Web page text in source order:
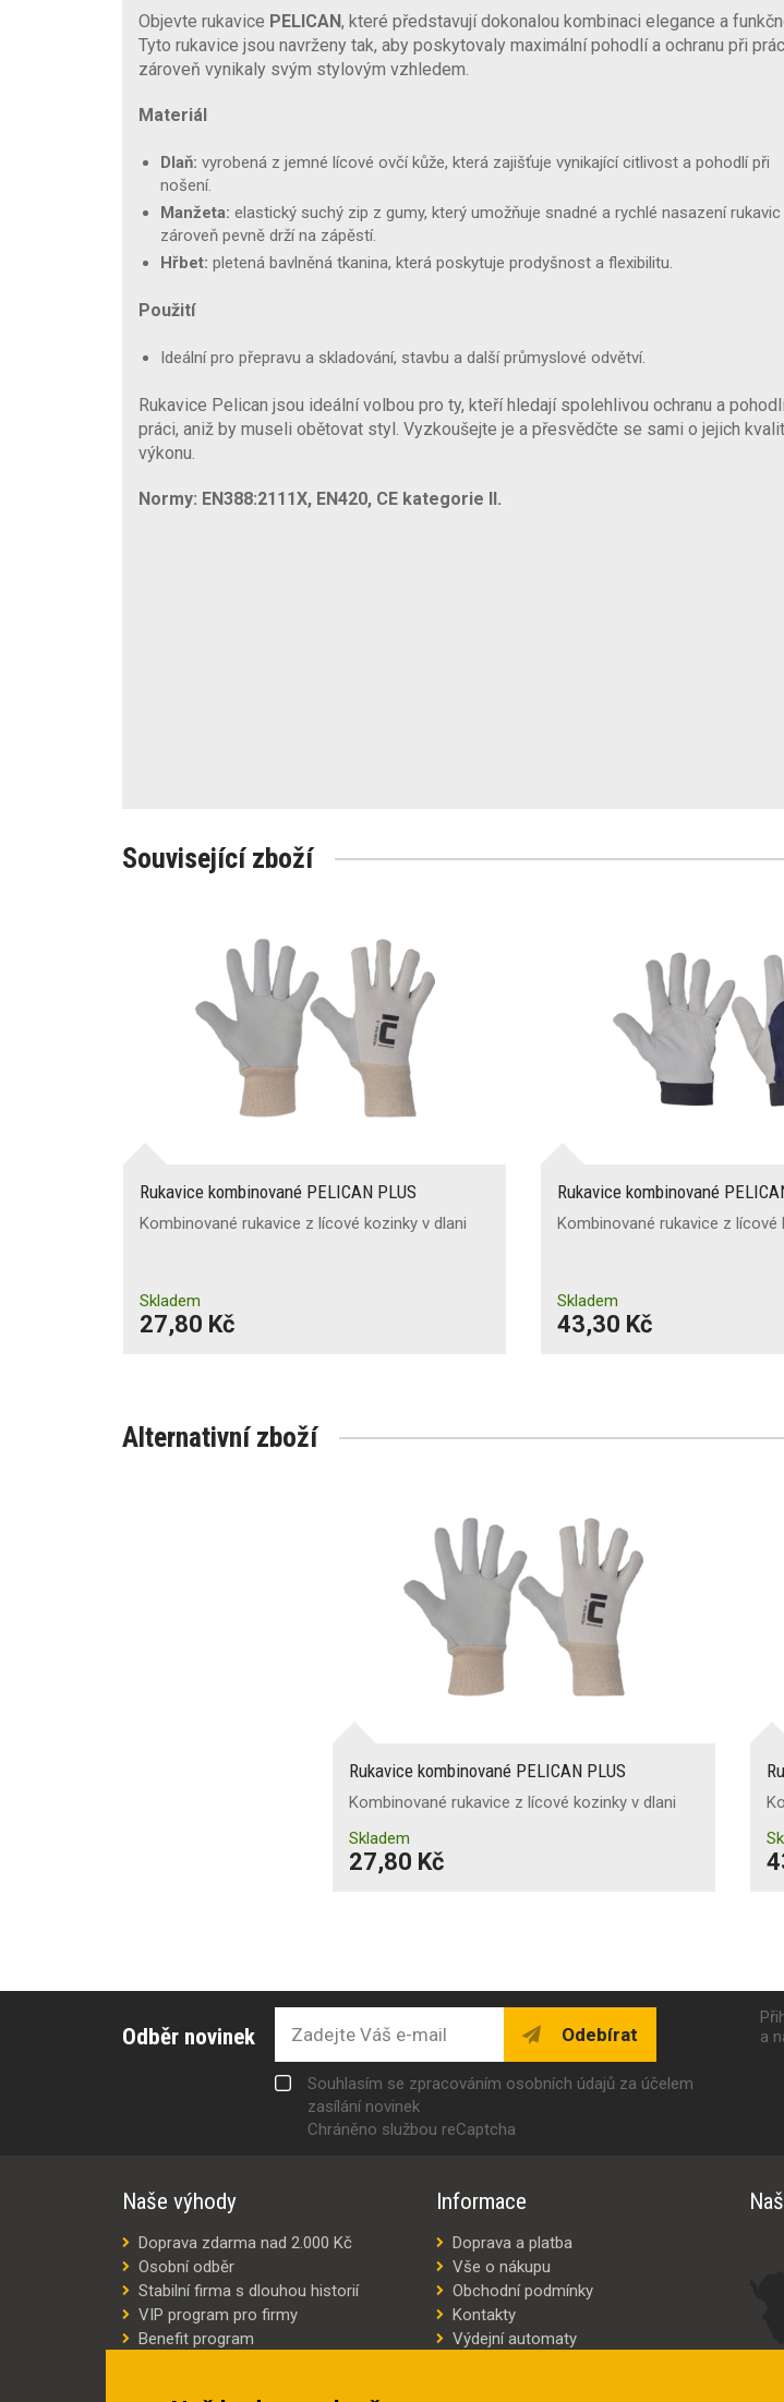
Objevte rukavice PELICAN, které představují dokonalou kombinaci elegance a
Tyto rukavice jsou navrženy tak, aby poskytovaly maximální pohodlí a ochranu při
zároveň vynikaly svým stylovým vzhledem.
Materiál
Dlaň: vyrobená z jemné lícové ovčí kůže, která zajišťuje vynikající citlivost a pohodlí při
nošení.
Manžeta: elastický suchý zip z gumy, který umožňuje snadné a rychlé nasazení rukavic
zároveň pevně drží na zápěstí.
Hřbet: pletená bavlněná tkanina, která poskytuje prodyšnost a flexibilitu.
Použití
Ideální pro přepravu a skladování, stavbu a další průmyslové odvětví.
Rukavice Pelican jsou ideální volbou pro ty, kteří hledají spolehlivou ochranu a
práci, aniž by museli obětovat styl. Vyzkoušejte je a přesvědčte se sami o jejich
výkonu.
Normy: EN388:2111X, EN420, CE kategorie II.
Související zboží
Rukavice kombinované PELICAN PLUS
Kombinované rukavice z lícové kozinky v dlani
Skladem
27,80 Kč
Rukavice kombinované
Kombinované rukavice z lícové
Skladem
43,30 Kč
Alternativní zboží
Rukavice kombinované PELICAN PLUS
Kombinované rukavice z lícové kozinky v dlani
Skladem
27,80 Kč
Odběr novinek Odebírat
Souhlasím se zpracováním osobních údajů za účelem
zasílání novinek
Chráněno službou reCaptcha
a
Naše výhody
Doprava zdarma nad 2.000 Kč
Osobní odběr
Stabilní firma s dlouhou historií
VIP program pro firmy
Benefit program
Informace
Doprava a platba
Vše o nákupu
Obchodní podmínky
Kontakty
Výdejní automaty